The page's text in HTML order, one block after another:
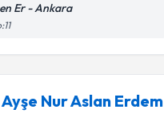
Er - Ankara
Nur Aslan Erdem